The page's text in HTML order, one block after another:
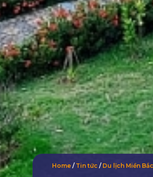
Home / Tin tức / Du lịch Miền Bắc